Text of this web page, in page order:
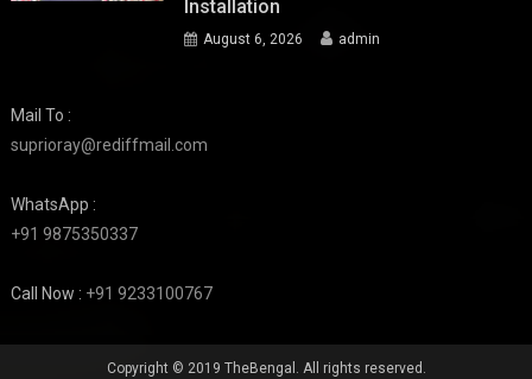
Installation
August 6, 2026 admin
Mail To :
suprioray@rediffmail.com
WhatsApp :
+91 9875350337
Call Now : +91 9233100767
Copyright © 2019 TheBengal. All rights reserved.